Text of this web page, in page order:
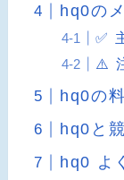
hq0の
✅
⚠️
hq0の
hq0と
hq0 よ